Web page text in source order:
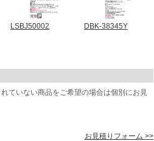
LSBJ50002 DBK-38345Y
ていない商品をご希望の場合は個別にお見
お見積りフォーム >>